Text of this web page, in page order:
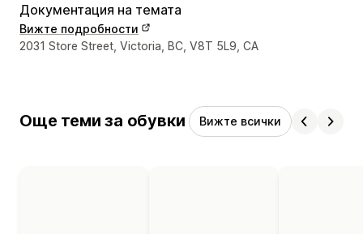
Документация на темата
Вижте подробности
Данни за връзка с дизайнера
2031 Store Street, Victoria, BC, V8T 5L9, CA
Още теми за обувки Вижте всички